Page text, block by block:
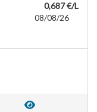
0,687 €/L
08/08/26